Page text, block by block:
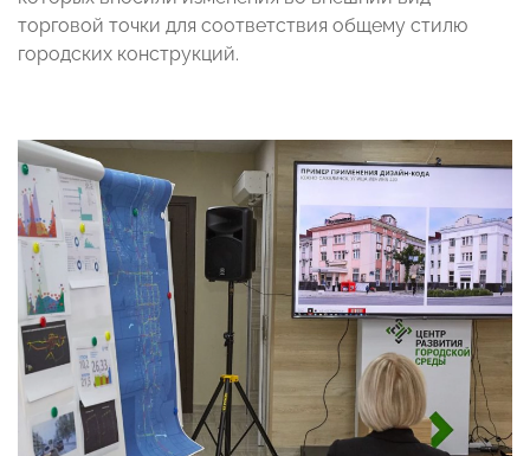
торговой точки для соответствия общему стилю
городских конструкций.